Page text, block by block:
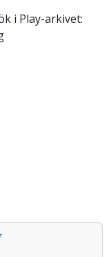
i Play-arkivet: